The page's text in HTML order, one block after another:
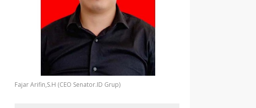
Fajar Arifin,S.H (CEO Senator.ID Grup)